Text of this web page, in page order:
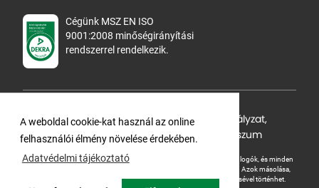
A weboldal cookie-kat használ az online
felhasználói élmény növelése érdekében.
Adatvédelmi tájékoztató
Cégünk MSZ EN ISO
9001:2008 minőségirányítási
rendszerrel rendelkezik.
Adatvédelmi tájékoztató,Cookie Szabályzat,
Felhasználási feltételek,ÁSZF Impresszum
A Ganteline Kft jelen honlapja szerzői jog által védett. A leírások, fotók, logók, és minden
Azok másolása,
üzleti célú felhasználása kizárólag a jog tulajdonosának beleegyezésével történhet.